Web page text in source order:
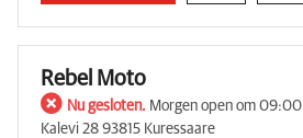
Rebel Moto
Nu gesloten. Morgen open om 09:00
Kalevi 28 93815 Kuressaare